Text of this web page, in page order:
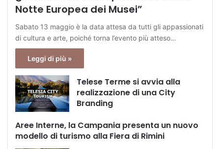
Notte Europea dei Musei”
Sabato 13 maggio è la data attesa da tutti gli appassionati
di cultura e arte, poiché torna l’evento più atteso…
Leggi di più »
Telese Terme si avvia alla
realizzazione di una City
Branding
Aree Interne, la Campania presenta un nuovo
modello di turismo alla Fiera di Rimini